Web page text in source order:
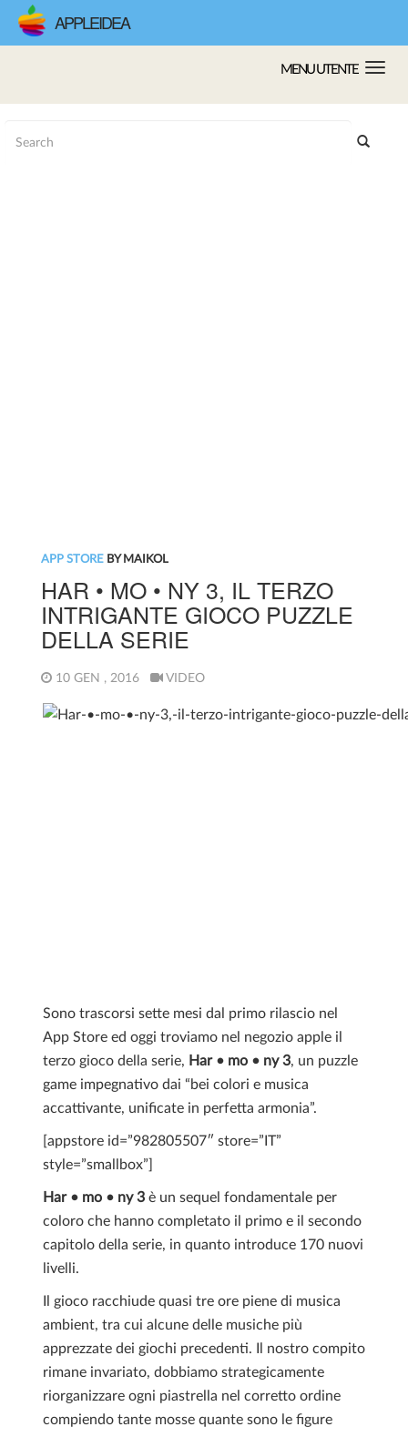
APPLEIDEA
MENU UTENTE
APP STOREBY MAIKOL
HAR • MO • NY 3, IL TERZO
INTRIGANTE GIOCO PUZZLE
DELLA SERIE
10 GEN , 2016 VIDEO
Sono trascorsi sette mesi dal primo rilascio nel
App Store ed oggi troviamo nel negozio apple il
terzo gioco della serie, Har • mo • ny 3, un puzzle
game impegnativo dai “bei colori e musica
accattivante, unificate in perfetta armonia”.
[appstore id=”982805507″ store=”IT”
style=”smallbox”]
Har • mo • ny 3 è un sequel fondamentale per
coloro che hanno completato il primo e il secondo
capitolo della serie, in quanto introduce 170 nuovi
livelli.
Il gioco racchiude quasi tre ore piene di musica
ambient, tra cui alcune delle musiche più
apprezzate dei giochi precedenti. Il nostro compito
rimane invariato, dobbiamo strategicamente
riorganizzare ogni piastrella nel corretto ordine
compiendo tante mosse quante sono le figure